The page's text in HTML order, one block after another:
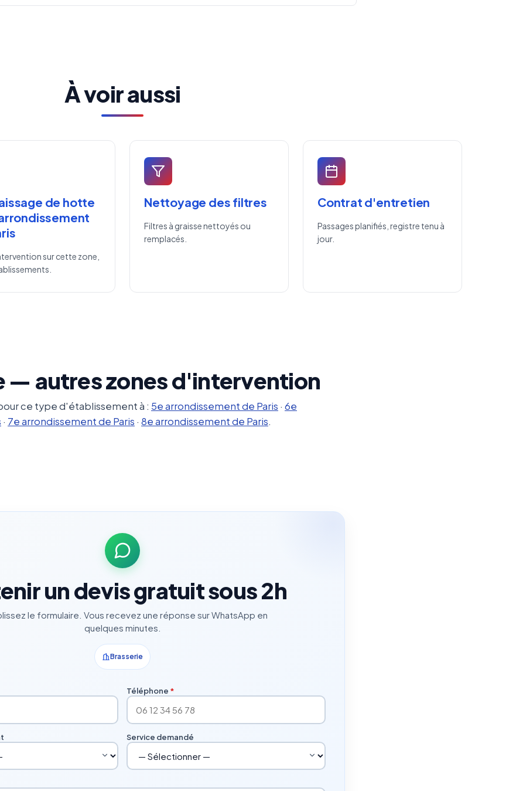
À voir aussi
de hotte
sur cette zone,
Nettoyage des filtres
Filtres à graisse nettoyés ou
remplacés.
Contrat d'entretien
Passages planifiés, registre tenu à
jour.
— autres zones d'intervention
ce type d'établissement à : 5e arrondissement de Paris · 6e
· 7e arrondissement de Paris · 8e arrondissement de Paris.
un devis gratuit sous 2h
le formulaire. Vous recevez une réponse sur WhatsApp en
quelques minutes.
Brasserie
Téléphone *
Service demandé